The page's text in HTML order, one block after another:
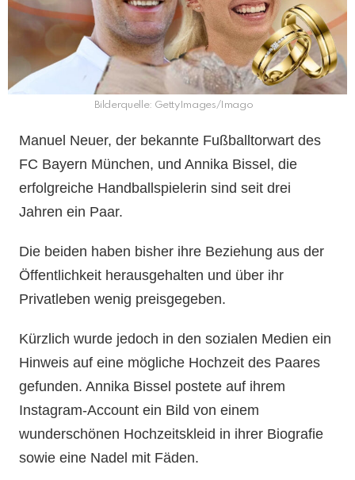
Bilderquelle: GettyImages/Imago
Manuel Neuer, der bekannte Fußballtorwart des
FC Bayern München, und Annika Bissel, die
erfolgreiche Handballspielerin sind seit drei
Jahren ein Paar.
Die beiden haben bisher ihre Beziehung aus der
Öffentlichkeit herausgehalten und über ihr
Privatleben wenig preisgegeben.
Kürzlich wurde jedoch in den sozialen Medien ein
Hinweis auf eine mögliche Hochzeit des Paares
gefunden. Annika Bissel postete auf ihrem
Instagram-Account ein Bild von einem
wunderschönen Hochzeitskleid in ihrer Biografie
sowie eine Nadel mit Fäden.